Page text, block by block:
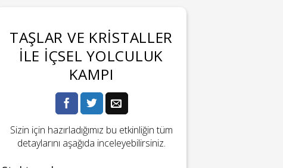
TAŞLAR VE KRISTALLER
ILE İÇSEL YOLCULUK
KAMPI
Sizin için hazırladığımız bu etkinliğin tüm
detaylarını aşağıda inceleyebilirsiniz.